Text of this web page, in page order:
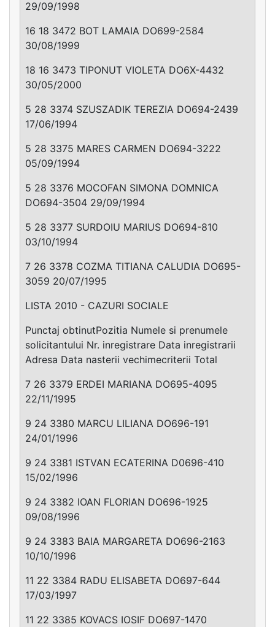
29/09/1998
16 18 3472 BOT LAMAIA DO699-2584
30/08/1999
18 16 3473 TIPONUT VIOLETA DO6X-4432
30/05/2000
5 28 3374 SZUSZADIK TEREZIA DO694-2439
17/06/1994
5 28 3375 MARES CARMEN DO694-3222
05/09/1994
5 28 3376 MOCOFAN SIMONA DOMNICA
DO694-3504 29/09/1994
5 28 3377 SURDOIU MARIUS DO694-810
03/10/1994
7 26 3378 COZMA TITIANA CALUDIA DO695-
3059 20/07/1995
LISTA 2010 - CAZURI SOCIALE
Punctaj obtinutPozitia Numele si prenumele
solicitantului Nr. inregistrare Data inregistrarii
Adresa Data nasterii vechimecriterii Total
7 26 3379 ERDEI MARIANA DO695-4095
22/11/1995
9 24 3380 MARCU LILIANA DO696-191
24/01/1996
9 24 3381 ISTVAN ECATERINA D0696-410
15/02/1996
9 24 3382 IOAN FLORIAN DO696-1925
09/08/1996
9 24 3383 BAIA MARGARETA DO696-2163
10/10/1996
11 22 3384 RADU ELISABETA DO697-644
17/03/1997
11 22 3385 KOVACS IOSIF DO697-1470